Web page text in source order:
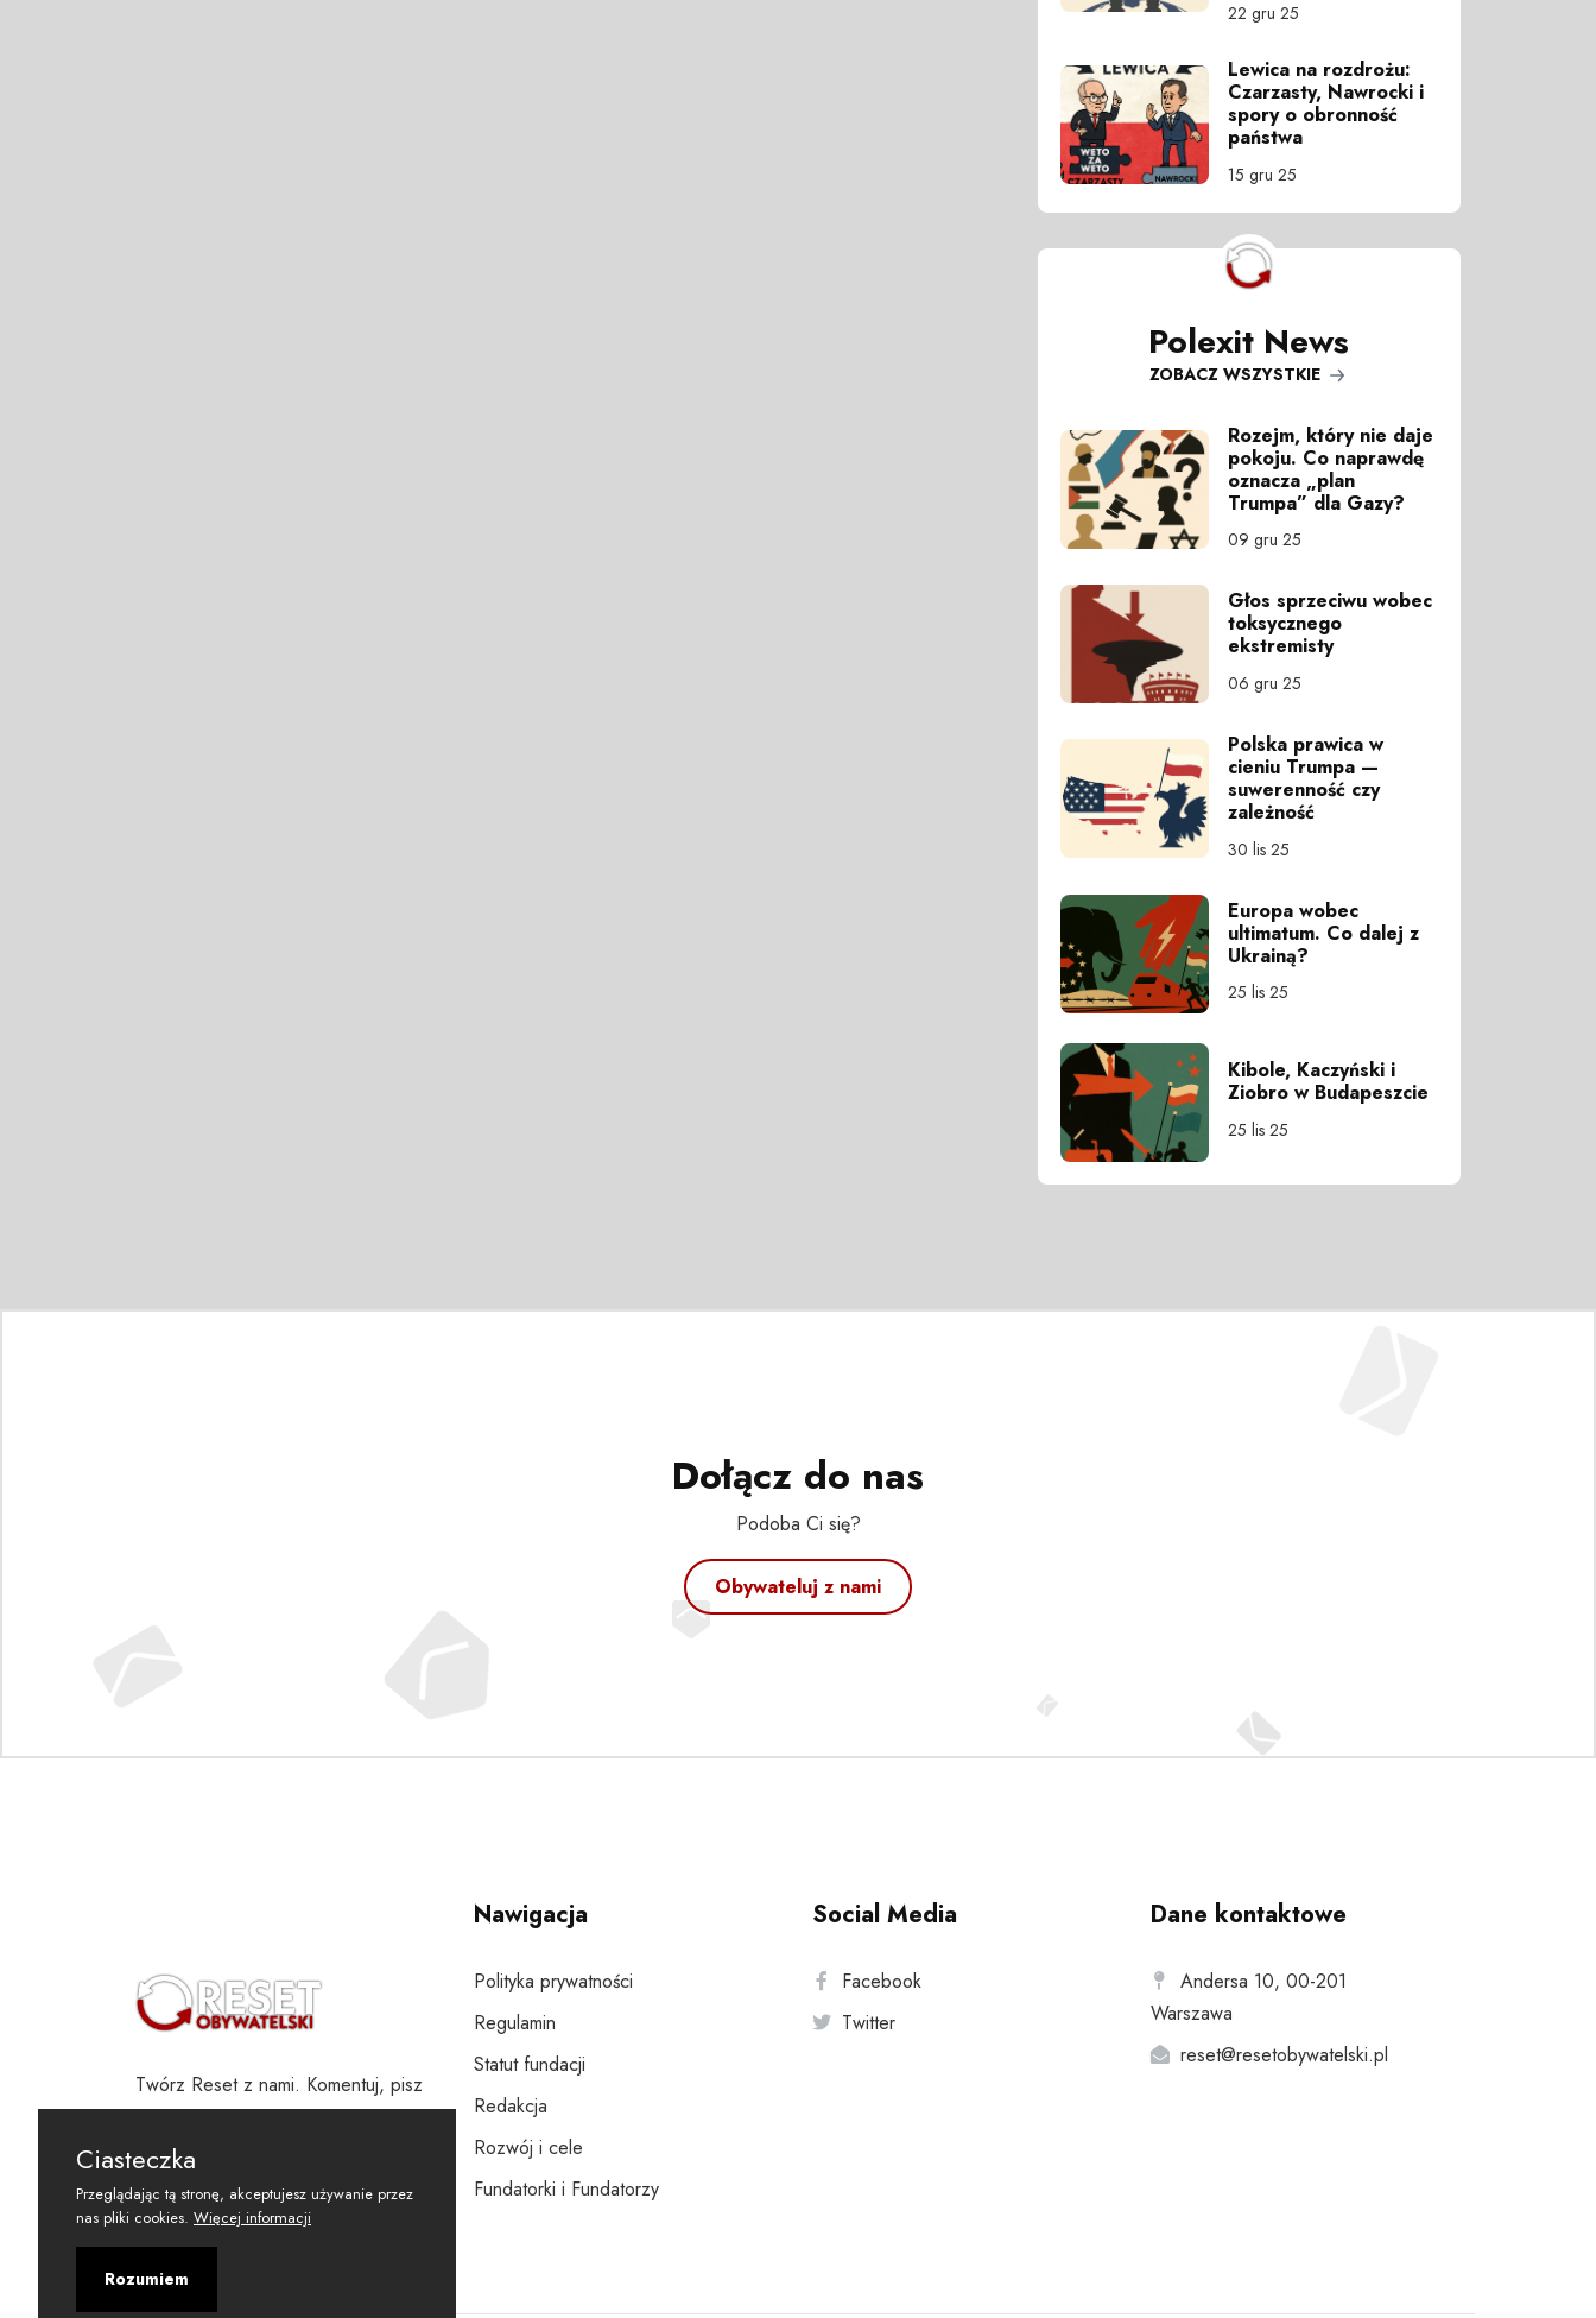
22 gru 25
Lewica na rozdrożu:
Czarzasty, Nawrocki i
spory o obronność
państwa
15 gru 25
Polexit News
ZOBACZ WSZYSTKIE
Rozejm, który nie daje
pokoju. Co naprawdę
oznacza „plan
Trumpa” dla Gazy?
09 gru 25
Głos sprzeciwu wobec
toksycznego
ekstremisty
06 gru 25
Polska prawica w
cieniu Trumpa —
suwerenność czy
zależność
30 lis 25
Europa wobec
ultimatum. Co dalej z
Ukrainą?
25 lis 25
Kibole, Kaczyński i
Ziobro w Budapeszcie
25 lis 25
Dołącz do nas
Podoba Ci się?
Obywateluj z nami
Twórz Reset z nami. Komentuj, pisz
i wspieraj
Nawigacja
Polityka prywatności
Regulamin
Statut fundacji
Redakcja
Rozwój i cele
Fundatorki i Fundatorzy
Social Media
Facebook
Twitter
Dane kontaktowe
Andersa 10, 00-201
Warszawa
reset@resetobywatelski.pl
Ciasteczka
Przeglądając tą stronę, akceptujesz używanie przez
nas pliki cookies. Więcej informacji
Rozumiem